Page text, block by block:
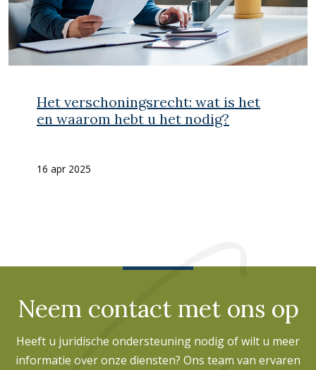
Het verschoningsrecht: wat is het
en waarom hebt u het nodig?
16 apr 2025
Neem contact met ons op
Heeft u juridische ondersteuning nodig of wilt u meer
informatie over onze diensten? Ons team van ervaren